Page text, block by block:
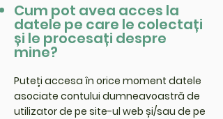
Cum pot avea acces la
datele pe care le colectați
și le procesați despre
mine?
Puteți accesa în orice moment datele
asociate contului dumneavoastră de
utilizator de pe site-ul web și/sau de pe